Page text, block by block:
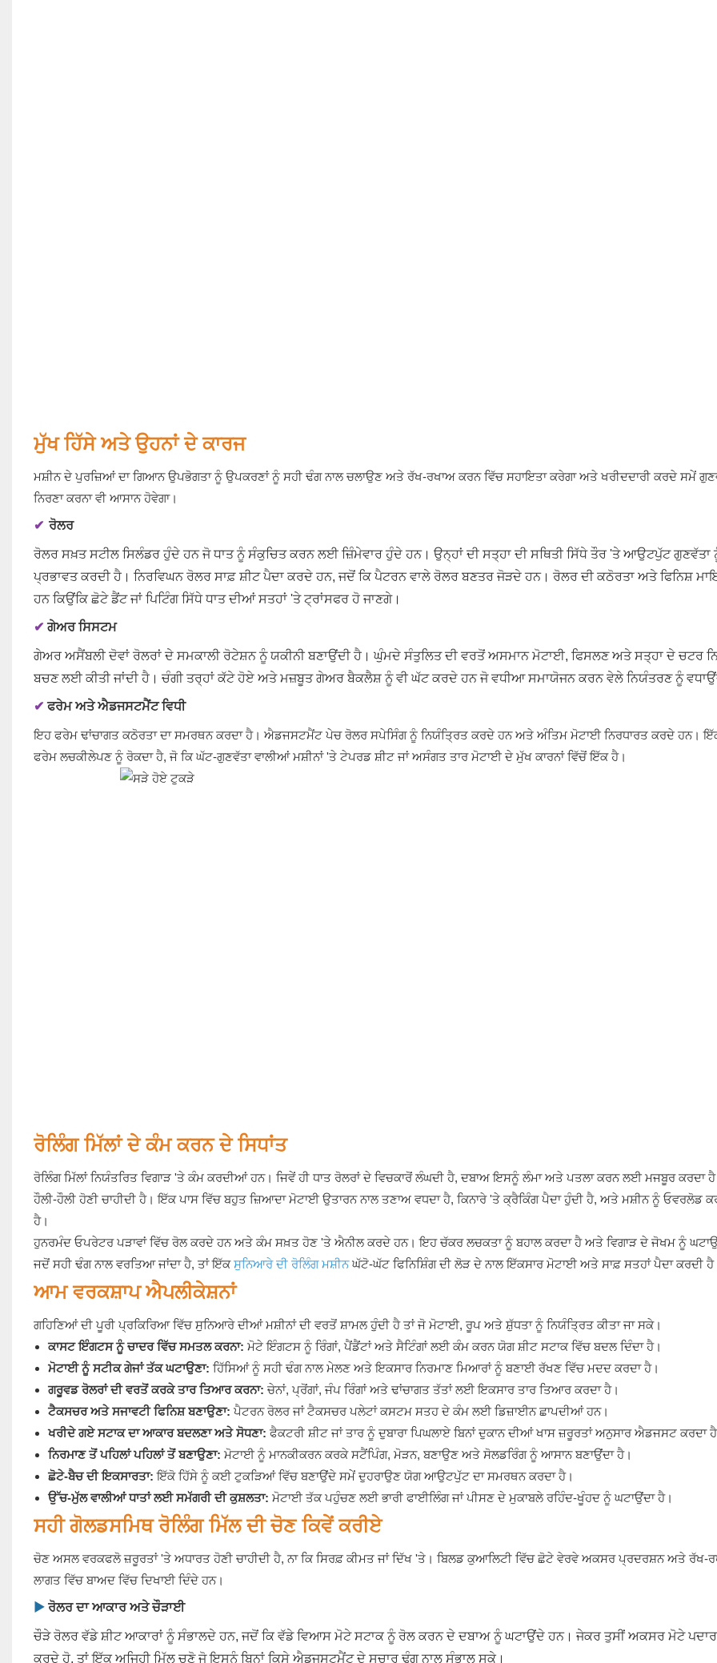
ਮੁੱਖ ਹਿੱਸੇ ਅਤੇ ਉਹਨਾਂ ਦੇ ਕਾਰਜ
ਮਸ਼ੀਨ ਦੇ ਪੁਰਜ਼ਿਆਂ ਦਾ ਗਿਆਨ ਉਪਭੋਗਤਾ ਨੂੰ ਉਪਕਰਣਾਂ ਨੂੰ ਸਹੀ ਢੰਗ ਨਾਲ ਚਲਾਉਣ ਅਤੇ ਰੱਖ-ਰਖਾਅ ਕਰਨ ਵਿੱਚ ਸਹਾਇਤਾ ਕਰੇਗਾ ਅਤੇ ਖਰੀਦਦਾਰੀ ਕਰਦੇ ਸਮੇਂ
ਨਿਰਣਾ ਕਰਨਾ ਵੀ ਆਸਾਨ ਹੋਵੇਗਾ।
✔ ਰੋਲਰ
ਰੋਲਰ ਸਖ਼ਤ ਸਟੀਲ ਸਿਲੰਡਰ ਹੁੰਦੇ ਹਨ ਜੋ ਧਾਤ ਨੂੰ ਸੰਕੁਚਿਤ ਕਰਨ ਲਈ ਜ਼ਿੰਮੇਵਾਰ ਹੁੰਦੇ ਹਨ। ਉਨ੍ਹਾਂ ਦੀ ਸਤ੍ਹਾ ਦੀ ਸਥਿਤੀ ਸਿੱਧੇ ਤੌਰ 'ਤੇ ਆਉਟਪੁੱਟ ਗੁਣਵੱਤਾ
ਪ੍ਰਭਾਵਤ ਕਰਦੀ ਹੈ। ਨਿਰਵਿਘਨ ਰੋਲਰ ਸਾਫ਼ ਸ਼ੀਟ ਪੈਦਾ ਕਰਦੇ ਹਨ, ਜਦੋਂ ਕਿ ਪੈਟਰਨ ਵਾਲੇ ਰੋਲਰ ਬਣਤਰ ਜੋੜਦੇ ਹਨ। ਰੋਲਰ ਦੀ ਕਠੋਰਤਾ ਅਤੇ ਫਿਨਿਸ਼
ਹਨ ਕਿਉਂਕਿ ਛੋਟੇ ਡੈਂਟ ਜਾਂ ਪਿਟਿੰਗ ਸਿੱਧੇ ਧਾਤ ਦੀਆਂ ਸਤਹਾਂ 'ਤੇ ਟ੍ਰਾਂਸਫਰ ਹੋ ਜਾਣਗੇ।
✔ ਗੇਅਰ ਸਿਸਟਮ
ਗੇਅਰ ਅਸੈਂਬਲੀ ਦੋਵਾਂ ਰੋਲਰਾਂ ਦੇ ਸਮਕਾਲੀ ਰੋਟੇਸ਼ਨ ਨੂੰ ਯਕੀਨੀ ਬਣਾਉਂਦੀ ਹੈ। ਘੁੰਮਦੇ ਸੰਤੁਲਿਤ ਦੀ ਵਰਤੋਂ ਅਸਮਾਨ ਮੋਟਾਈ, ਫਿਸਲਣ ਅਤੇ ਸਤ੍ਹਾ ਦੇ ਚਟਰ
ਬਚਣ ਲਈ ਕੀਤੀ ਜਾਂਦੀ ਹੈ। ਚੰਗੀ ਤਰ੍ਹਾਂ ਕੱਟੇ ਹੋਏ ਅਤੇ ਮਜ਼ਬੂਤ ​​ਗੇਅਰ ਬੈਕਲੈਸ਼ ਨੂੰ ਵੀ ਘੱਟ ਕਰਦੇ ਹਨ ਜੋ ਵਧੀਆ ਸਮਾਯੋਜਨ ਕਰਨ ਵੇਲੇ ਨਿਯੰਤਰਣ ਨੂੰ
✔ ਫਰੇਮ ਅਤੇ ਐਡਜਸਟਮੈਂਟ ਵਿਧੀ
ਇਹ ਫਰੇਮ ਢਾਂਚਾਗਤ ਕਠੋਰਤਾ ਦਾ ਸਮਰਥਨ ਕਰਦਾ ਹੈ। ਐਡਜਸਟਮੈਂਟ ਪੇਚ ਰੋਲਰ ਸਪੇਸਿੰਗ ਨੂੰ ਨਿਯੰਤ੍ਰਿਤ ਕਰਦੇ ਹਨ ਅਤੇ ਅੰਤਿਮ ਮੋਟਾਈ ਨਿਰਧਾਰਤ ਕਰਦੇ ਹਨ।
ਫਰੇਮ ਲਚਕੀਲੇਪਣ ਨੂੰ ਰੋਕਦਾ ਹੈ, ਜੋ ਕਿ ਘੱਟ-ਗੁਣਵੱਤਾ ਵਾਲੀਆਂ ਮਸ਼ੀਨਾਂ 'ਤੇ ਟੇਪਰਡ ਸ਼ੀਟ ਜਾਂ ਅਸੰਗਤ ਤਾਰ ਮੋਟਾਈ ਦੇ ਮੁੱਖ ਕਾਰਨਾਂ ਵਿੱਚੋਂ ਇੱਕ ਹੈ।
ਰੋਲਿੰਗ ਮਿੱਲਾਂ ਦੇ ਕੰਮ ਕਰਨ ਦੇ ਸਿਧਾਂਤ
ਰੋਲਿੰਗ ਮਿੱਲਾਂ ਨਿਯੰਤਰਿਤ ਵਿਗਾੜ 'ਤੇ ਕੰਮ ਕਰਦੀਆਂ ਹਨ। ਜਿਵੇਂ ਹੀ ਧਾਤ ਰੋਲਰਾਂ ਦੇ ਵਿਚਕਾਰੋਂ ਲੰਘਦੀ ਹੈ, ਦਬਾਅ ਇਸਨੂੰ ਲੰਮਾ ਅਤੇ ਪਤਲਾ ਕਰਨ ਲਈ ਮਜਬੂਰ ਕਰਦਾ
ਹੌਲੀ-ਹੌਲੀ ਹੋਣੀ ਚਾਹੀਦੀ ਹੈ। ਇੱਕ ਪਾਸ ਵਿੱਚ ਬਹੁਤ ਜ਼ਿਆਦਾ ਮੋਟਾਈ ਉਤਾਰਨ ਨਾਲ ਤਣਾਅ ਵਧਦਾ ਹੈ, ਕਿਨਾਰੇ 'ਤੇ ਕ੍ਰੈਕਿੰਗ ਪੈਦਾ ਹੁੰਦੀ ਹੈ, ਅਤੇ ਮਸ਼ੀਨ ਨੂੰ ਓਵਰਲੋਡ
ਹੈ।
ਹੁਨਰਮੰਦ ਓਪਰੇਟਰ ਪੜਾਵਾਂ ਵਿੱਚ ਰੋਲ ਕਰਦੇ ਹਨ ਅਤੇ ਕੰਮ ਸਖ਼ਤ ਹੋਣ 'ਤੇ ਐਨੀਲ ਕਰਦੇ ਹਨ। ਇਹ ਚੱਕਰ ਲਚਕਤਾ ਨੂੰ ਬਹਾਲ ਕਰਦਾ ਹੈ ਅਤੇ ਵਿਗਾੜ ਦੇ ਜੋਖਮ ਨੂੰ
ਜਦੋਂ ਸਹੀ ਢੰਗ ਨਾਲ ਵਰਤਿਆ ਜਾਂਦਾ ਹੈ, ਤਾਂ ਇੱਕਸੁਨਿਆਰੇ ਦੀ ਰੋਲਿੰਗ ਮਸ਼ੀਨਘੱਟੋ-ਘੱਟ ਫਿਨਿਸ਼ਿੰਗ ਦੀ ਲੋੜ ਦੇ ਨਾਲ ਇੱਕਸਾਰ ਮੋਟਾਈ ਅਤੇ ਸਾਫ਼ ਸਤਹਾਂ ਪੈਦਾ ਕਰਦੀ
ਆਮ ਵਰਕਸ਼ਾਪ ਐਪਲੀਕੇਸ਼ਨਾਂ
ਗਹਿਣਿਆਂ ਦੀ ਪੂਰੀ ਪ੍ਰਕਿਰਿਆ ਵਿੱਚ ਸੁਨਿਆਰੇ ਦੀਆਂ ਮਸ਼ੀਨਾਂ ਦੀ ਵਰਤੋਂ ਸ਼ਾਮਲ ਹੁੰਦੀ ਹੈ ਤਾਂ ਜੋ ਮੋਟਾਈ, ਰੂਪ ਅਤੇ ਸ਼ੁੱਧਤਾ ਨੂੰ ਨਿਯੰਤ੍ਰਿਤ ਕੀਤਾ ਜਾ ਸਕੇ।
ਕਾਸਟ ਇੰਗਟਸ ਨੂੰ ਚਾਦਰ ਵਿੱਚ ਸਮਤਲ ਕਰਨਾ: ਮੋਟੇ ਇੰਗਟਸ ਨੂੰ ਰਿੰਗਾਂ, ਪੈਂਡੈਂਟਾਂ ਅਤੇ ਸੈਟਿੰਗਾਂ ਲਈ ਕੰਮ ਕਰਨ ਯੋਗ ਸ਼ੀਟ ਸਟਾਕ ਵਿੱਚ ਬਦਲ ਦਿੰਦਾ ਹੈ।
ਮੋਟਾਈ ਨੂੰ ਸਟੀਕ ਗੇਜਾਂ ਤੱਕ ਘਟਾਉਣਾ: ਹਿੱਸਿਆਂ ਨੂੰ ਸਹੀ ਢੰਗ ਨਾਲ ਮੇਲਣ ਅਤੇ ਇਕਸਾਰ ਨਿਰਮਾਣ ਮਿਆਰਾਂ ਨੂੰ ਬਣਾਈ ਰੱਖਣ ਵਿੱਚ ਮਦਦ ਕਰਦਾ ਹੈ।
ਗਰੂਵਡ ਰੋਲਰਾਂ ਦੀ ਵਰਤੋਂ ਕਰਕੇ ਤਾਰ ਤਿਆਰ ਕਰਨਾ: ਚੇਨਾਂ, ਪ੍ਰੋਂਗਾਂ, ਜੰਪ ਰਿੰਗਾਂ ਅਤੇ ਢਾਂਚਾਗਤ ਤੱਤਾਂ ਲਈ ਇਕਸਾਰ ਤਾਰ ਤਿਆਰ ਕਰਦਾ ਹੈ।
ਟੈਕਸਚਰ ਅਤੇ ਸਜਾਵਟੀ ਫਿਨਿਸ਼ ਬਣਾਉਣਾ: ਪੈਟਰਨ ਰੋਲਰ ਜਾਂ ਟੈਕਸਚਰ ਪਲੇਟਾਂ ਕਸਟਮ ਸਤਹ ਦੇ ਕੰਮ ਲਈ ਡਿਜ਼ਾਈਨ ਛਾਪਦੀਆਂ ਹਨ।
ਖਰੀਦੇ ਗਏ ਸਟਾਕ ਦਾ ਆਕਾਰ ਬਦਲਣਾ ਅਤੇ ਸੋਧਣਾ: ਫੈਕਟਰੀ ਸ਼ੀਟ ਜਾਂ ਤਾਰ ਨੂੰ ਦੁਬਾਰਾ ਪਿਘਲਾਏ ਬਿਨਾਂ ਦੁਕਾਨ ਦੀਆਂ ਖਾਸ ਜ਼ਰੂਰਤਾਂ ਅਨੁਸਾਰ ਐਡਜਸਟ ਕਰਦਾ
ਨਿਰਮਾਣ ਤੋਂ ਪਹਿਲਾਂ ਪਹਿਲਾਂ ਤੋਂ ਬਣਾਉਣਾ: ਮੋਟਾਈ ਨੂੰ ਮਾਨਕੀਕਰਨ ਕਰਕੇ ਸਟੈਂਪਿੰਗ, ਮੋੜਨ, ਬਣਾਉਣ ਅਤੇ ਸੋਲਡਰਿੰਗ ਨੂੰ ਆਸਾਨ ਬਣਾਉਂਦਾ ਹੈ।
ਛੋਟੇ-ਬੈਚ ਦੀ ਇਕਸਾਰਤਾ: ਇੱਕੋ ਹਿੱਸੇ ਨੂੰ ਕਈ ਟੁਕੜਿਆਂ ਵਿੱਚ ਬਣਾਉਂਦੇ ਸਮੇਂ ਦੁਹਰਾਉਣ ਯੋਗ ਆਉਟਪੁੱਟ ਦਾ ਸਮਰਥਨ ਕਰਦਾ ਹੈ।
ਉੱਚ-ਮੁੱਲ ਵਾਲੀਆਂ ਧਾਤਾਂ ਲਈ ਸਮੱਗਰੀ ਦੀ ਕੁਸ਼ਲਤਾ: ਮੋਟਾਈ ਤੱਕ ਪਹੁੰਚਣ ਲਈ ਭਾਰੀ ਫਾਈਲਿੰਗ ਜਾਂ ਪੀਸਣ ਦੇ ਮੁਕਾਬਲੇ ਰਹਿੰਦ-ਖੂੰਹਦ ਨੂੰ ਘਟਾਉਂਦਾ ਹੈ।
ਸਹੀ ਗੋਲਡਸਮਿਥ ਰੋਲਿੰਗ ਮਿੱਲ ਦੀ ਚੋਣ ਕਿਵੇਂ ਕਰੀਏ
ਚੋਣ ਅਸਲ ਵਰਕਫਲੋ ਜ਼ਰੂਰਤਾਂ 'ਤੇ ਅਧਾਰਤ ਹੋਣੀ ਚਾਹੀਦੀ ਹੈ, ਨਾ ਕਿ ਸਿਰਫ਼ ਕੀਮਤ ਜਾਂ ਦਿੱਖ 'ਤੇ। ਬਿਲਡ ਕੁਆਲਿਟੀ ਵਿੱਚ ਛੋਟੇ ਵੇਰਵੇ ਅਕਸਰ ਪ੍ਰਦਰਸ਼ਨ ਅਤੇ ਰੱਖ-
ਲਾਗਤ ਵਿੱਚ ਬਾਅਦ ਵਿੱਚ ਦਿਖਾਈ ਦਿੰਦੇ ਹਨ।
▶ਰੋਲਰ ਦਾ ਆਕਾਰ ਅਤੇ ਚੌੜਾਈ
ਚੌੜੇ ਰੋਲਰ ਵੱਡੇ ਸ਼ੀਟ ਆਕਾਰਾਂ ਨੂੰ ਸੰਭਾਲਦੇ ਹਨ, ਜਦੋਂ ਕਿ ਵੱਡੇ ਵਿਆਸ ਮੋਟੇ ਸਟਾਕ ਨੂੰ ਰੋਲ ਕਰਨ ਦੇ ਦਬਾਅ ਨੂੰ ਘਟਾਉਂਦੇ ਹਨ। ਜੇਕਰ ਤੁਸੀਂ ਅਕਸਰ ਮੋਟੇ
ਕਰਦੇ ਹੋ, ਤਾਂ ਇੱਕ ਅਜਿਹੀ ਮਿੱਲ ਚੁਣੋ ਜੋ ਇਸਨੂੰ ਬਿਨਾਂ ਕਿਸੇ ਐਡਜਸਟਮੈਂਟ ਦੇ ਸੁਚਾਰੂ ਢੰਗ ਨਾਲ ਸੰਭਾਲ ਸਕੇ।